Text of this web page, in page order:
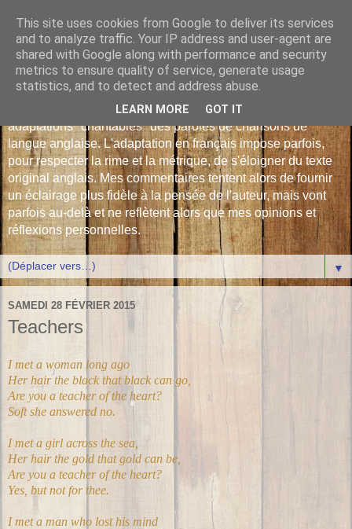
Les Monophonies de
Polyphrène
Versions françaises inédites : déjà plus de 510 traductions -
adaptations "chantables" des paroles de chansons de
langue anglaise. L'adaptation en français impose parfois,
pour respecter la rime et la métrique, de s'éloigner du texte
original anglais. Mes commentaires tentent alors de fournir
un éclairage plus fidèle à la pensée de l'auteur, mais vont
parfois au-delà et ne reflètent alors que mes opinions et
réflexions personnelles.
▼
SAMEDI 28 FÉVRIER 2015
Teachers
I met a woman long ago
Her hair the black that black can go,
Are you a teacher of the heart?
Soft she answered no.
I met a girl across the sea,
Her hair the gold that gold can be,
Are you a teacher of the heart?
Yes, but not for thee.
I met a man who lost his mind
This site uses cookies from Google to deliver its services
and to analyze traffic. Your IP address and user-agent are
shared with Google along with performance and security
metrics to ensure quality of service, generate usage
statistics, and to detect and address abuse.
LEARN MORE GOT IT